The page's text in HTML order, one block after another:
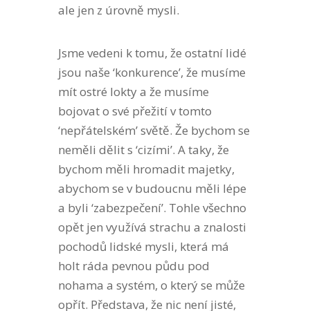
ale jen z úrovně mysli.
Jsme vedeni k tomu, že ostatní lidé
jsou naše ‘konkurence’, že musíme
mít ostré lokty a že musíme
bojovat o své přežití v tomto
‘nepřátelském’ světě. Že bychom se
neměli dělit s ‘cizími’. A taky, že
bychom měli hromadit majetky,
abychom se v budoucnu měli lépe
a byli ‘zabezpečení’. Tohle všechno
opět jen využívá strachu a znalosti
pochodů lidské mysli, která má
holt ráda pevnou půdu pod
nohama a systém, o který se může
opřít. Představa, že nic není jisté,